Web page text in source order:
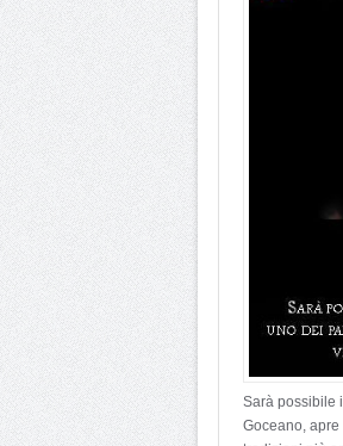
Sarà possibile
Goceano,